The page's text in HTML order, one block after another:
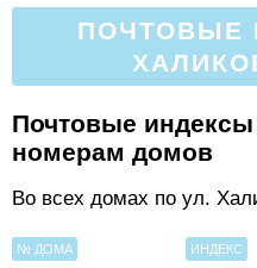
ПОЧТОВЫЕ
Почтовые
номерам домов
Во всех домах по ул.
№ ДОМА ИНДЕКС